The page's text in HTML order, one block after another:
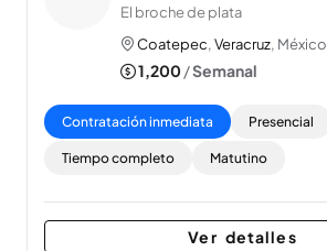
El broche de plata
Coatepec, Veracruz, México
1,200/Semanal
Contratación inmediata Presencial
Tiempo completo Matutino
Ver detalles